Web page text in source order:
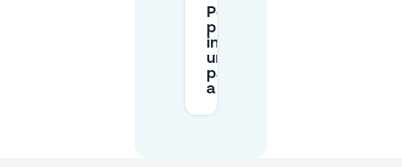
Posso
prenotare
in anticipo
un
parcheggio
a Wooldrik?